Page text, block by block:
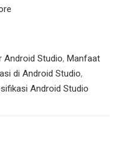
Android Studio, Manfaat
di Android Studio,
Android Studio